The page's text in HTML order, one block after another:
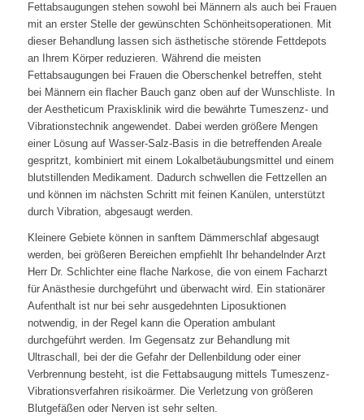
Fettabsaugungen stehen sowohl bei Männern als auch bei Frauen
mit an erster Stelle der gewünschten Schönheitsoperationen. Mit
dieser Behandlung lassen sich ästhetische störende Fettdepots
an Ihrem Körper reduzieren. Während die meisten
Fettabsaugungen bei Frauen die Oberschenkel betreffen, steht
bei Männern ein flacher Bauch ganz oben auf der Wunschliste. In
der Aestheticum Praxisklinik wird die bewährte Tumeszenz- und
Vibrationstechnik angewendet. Dabei werden größere Mengen
einer Lösung auf Wasser-Salz-Basis in die betreffenden Areale
gespritzt, kombiniert mit einem Lokalbetäubungsmittel und einem
blutstillenden Medikament. Dadurch schwellen die Fettzellen an
und können im nächsten Schritt mit feinen Kanülen, unterstützt
durch Vibration, abgesaugt werden.
Kleinere Gebiete können in sanftem Dämmerschlaf abgesaugt
werden, bei größeren Bereichen empfiehlt Ihr behandelnder Arzt
Herr Dr. Schlichter eine flache Narkose, die von einem Facharzt
für Anästhesie durchgeführt und überwacht wird. Ein stationärer
Aufenthalt ist nur bei sehr ausgedehnten Liposuktionen
notwendig, in der Regel kann die Operation ambulant
durchgeführt werden. Im Gegensatz zur Behandlung mit
Ultraschall, bei der die Gefahr der Dellenbildung oder einer
Verbrennung besteht, ist die Fettabsaugung mittels Tumeszenz-
Vibrationsverfahren risikoärmer. Die Verletzung von größeren
Blutgefäßen oder Nerven ist sehr selten.